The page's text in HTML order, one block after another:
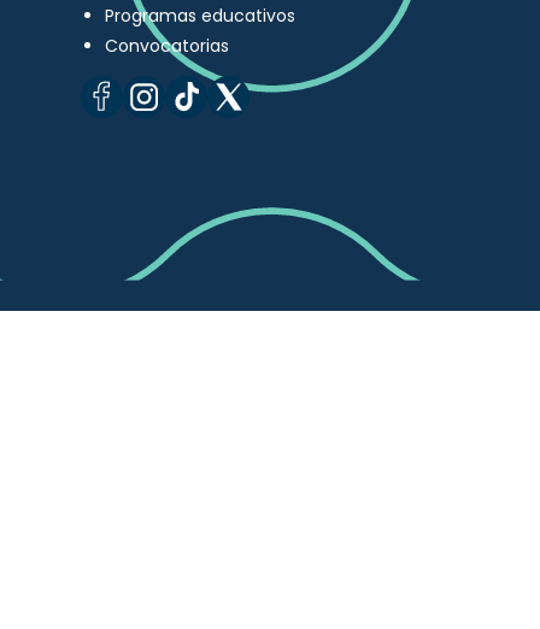
Programas educativos
Convocatorias